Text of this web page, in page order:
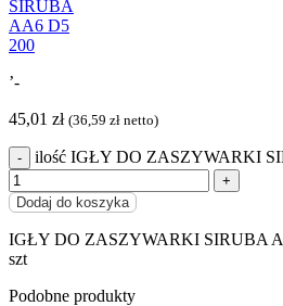
’-
45,01 zł (36,59 zł netto)
ilość IGŁY DO ZASZYWARKI
Dodaj do koszyka
IGŁY DO ZASZYWARKI SIRUBA
szt
Podobne produkty